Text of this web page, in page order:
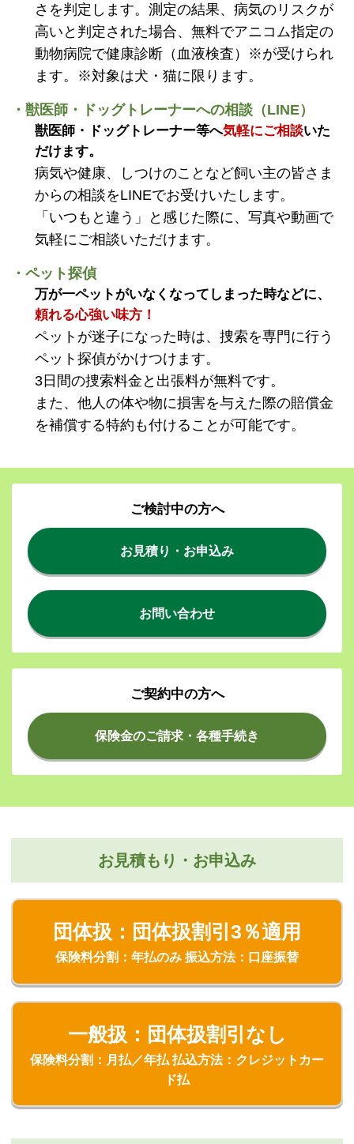
さを判定します。測定の結果、病気のリスクが
高いと判定された場合、無料でアニコム指定の
動物病院で健康診断（血液検査）※が受けられ
ます。※対象は犬・猫に限ります。
・獣医師・ドッグトレーナーへの相談（LINE）
獣医師・ドッグトレーナー等へ気軽にご相談いた
だけます。
病気や健康、しつけのことなど飼い主の皆さま
からの相談をLINEでお受けいたします。
「いつもと違う」と感じた際に、写真や動画で
気軽にご相談いただけます。
・ペット探偵
万が一ペットがいなくなってしまった時などに、
頼れる心強い味方！
ペットが迷子になった時は、捜索を専門に行う
ペット探偵がかけつけます。
3日間の捜索料金と出張料が無料です。
また、他人の体や物に損害を与えた際の賠償金
を補償する特約も付けることが可能です。
ご検討中の方へ
お見積り・お申込み
お問い合わせ
ご契約中の方へ
保険金のご請求・各種手続き
お見積もり・お申込み
団体扱：団体扱割引3％適用
保険料分割：年払のみ 振込方法：口座振替
一般扱：団体扱割引なし
保険料分割：月払／年払 払込方法：クレジットカー
ド払